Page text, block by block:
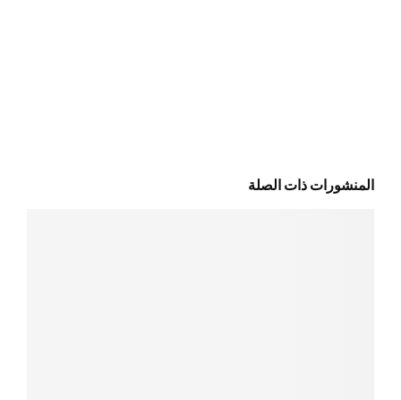
المنشورات ذات الصلة